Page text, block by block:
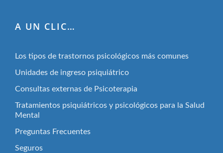
A UN CLIC…
Los tipos de trastornos psicológicos más comunes
Unidades de ingreso psiquiátrico
Consultas externas de Psicoterapia
Tratamientos psiquiátricos y psicológicos para la Salud
Mental
Preguntas Frecuentes
Seguros